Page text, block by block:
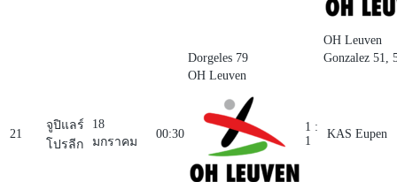
OH Leuven
Dorgeles 79
Gonzalez 51,
21
จูปิแลร์
โปรลีก
18
มกราคม
00:30
OH Leuven
1 :
1
KAS Eupen